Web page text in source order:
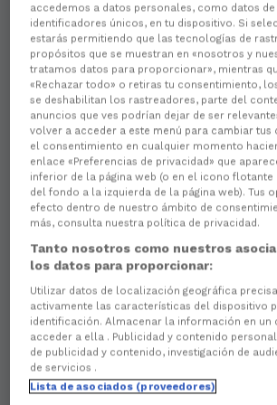
accedemos a datos personales, como datos
identificadores únicos, en tu dispositivo. Si
estarás permitiendo que las tecnologías de
propósitos que se muestran en «nosotros y
tratamos datos para proporcionar», mientras
«Rechazar todo» o retiras tu consentimiento,
se deshabilitan los rastreadores, parte del
anuncios que ves podrían dejar de ser
volver a acceder a este menú para cambiar
el consentimiento en cualquier momento
enlace «Preferencias de privacidad» que
inferior de la página web (o en el icono flotante
del fondo a la izquierda de la página web). Tus
efecto dentro de nuestro ámbito de
más, consulta nuestra política de privacidad.
Tanto nosotros como nuestros
los datos para proporcionar:
Utilizar datos de localización geográfica
activamente las características del dispositivo
identificación. Almacenar la información en un
acceder a ella . Publicidad y contenido
de publicidad y contenido, investigación de
de servicios .
Lista de asociados (proveedores)